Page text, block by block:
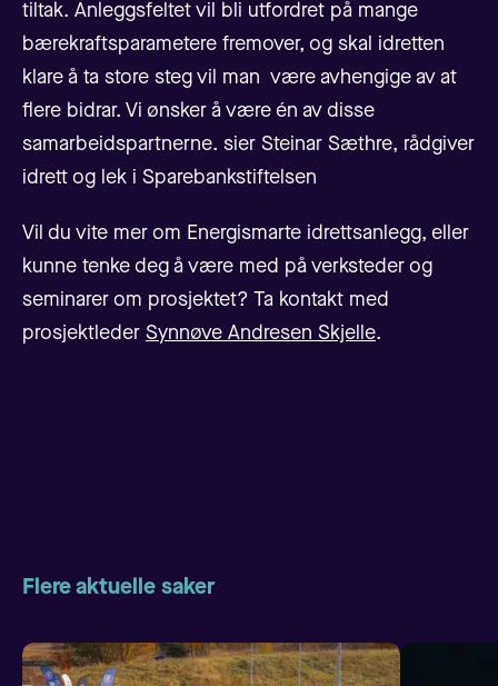
tiltak. Anleggsfeltet vil bli utfordret på mange
bærekraftsparametere fremover, og skal idretten
klare å ta store steg vil man være avhengige av at
flere bidrar. Vi ønsker å være én av disse
samarbeidspartnerne. sier Steinar Sæthre, rådgiver
idrett og lek i Sparebankstiftelsen
Vil du vite mer om Energismarte idrettsanlegg, eller
kunne tenke deg å være med på verksteder og
seminarer om prosjektet? Ta kontakt med
prosjektleder Synnøve Andresen Skjelle.
Flere aktuelle saker